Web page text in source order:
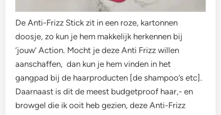
De Anti-Frizz Stick zit in een roze, kartonnen
doosje, zo kun je hem makkelijk herkennen bij
‘jouw’ Action. Mocht je deze Anti Frizz willen
aanschaffen, dan kun je hem vinden in het
gangpad bij de haarproducten [de shampoo’s etc].
Daarnaast is dit de meest budgetproof haar,- en
browgel die ik ooit heb gezien, deze Anti-Frizz